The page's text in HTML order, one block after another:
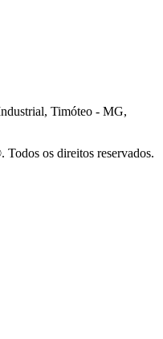
Timóteo - MG,
Todos os direitos reservados.